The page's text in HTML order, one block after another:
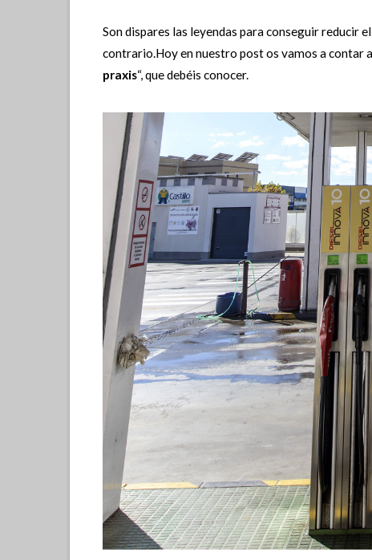
Son dispares las leyendas para conseguir reducir
contrario.Hoy en nuestro post os vamos a contar
praxis“, que debéis conocer.